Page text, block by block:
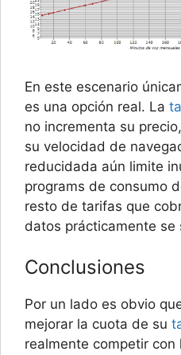
En este escenario
es una opción real. La
no incrementa su
su velocidad de
reducidada aún limite
programs de consumo
resto de tarifas que
datos prácticamente se
Conclusiones
Por un lado es obvio
mejorar la cuota de su
realmente competir con